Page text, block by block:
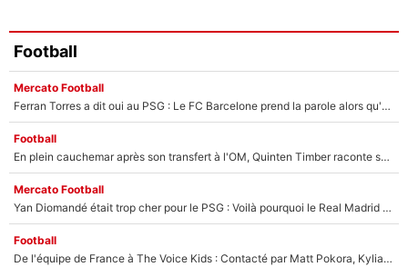
Football
Mercato Football
Ferran Torres a dit oui au PSG : Le FC Barcelone prend la parole alors qu'un transfert de l'attaquant espagnol prend forme
Football
En plein cauchemar après son transfert à l'OM, Quinten Timber raconte ses doutes après sa signature à Marseille
Mercato Football
Yan Diomandé était trop cher pour le PSG : Voilà pourquoi le Real Madrid a accepté de payer la somme record de 140M€ pour boucler son transfert !
Football
De l'équipe de France à The Voice Kids : Contacté par Matt Pokora, Kylian Mbappé a accepté de jouer un rôle inédit sur TF1 !